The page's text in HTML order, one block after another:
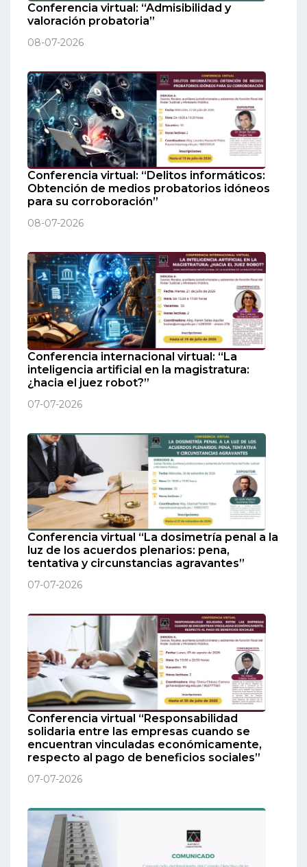
Conferencia virtual: “Admisibilidad y
valoración probatoria”
08-07-2026
Conferencia virtual: “Delitos informáticos:
Obtención de medios probatorios idóneos
para su corroboración”
08-07-2026
Conferencia internacional virtual: “La
inteligencia artificial en la magistratura:
¿hacia el juez robot?”
07-07-2026
Conferencia virtual “La dosimetría penal a la
luz de los acuerdos plenarios: pena,
tentativa y circunstancias agravantes”
07-07-2026
Conferencia virtual “Responsabilidad
solidaria entre las empresas cuando se
encuentran vinculadas económicamente,
respecto al pago de beneficios sociales”
07-07-2026